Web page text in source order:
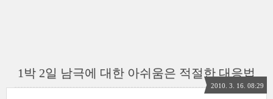
1박 2일 남극에 대한 아쉬움은 적절한 대응법
2010. 3. 16. 08:29